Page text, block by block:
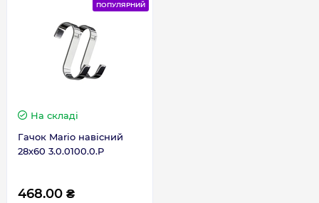
ПОПУЛЯРНИЙ
На складі
Гачок Mario навісний
28х60 3.0.0100.0.P
468.00 ₴